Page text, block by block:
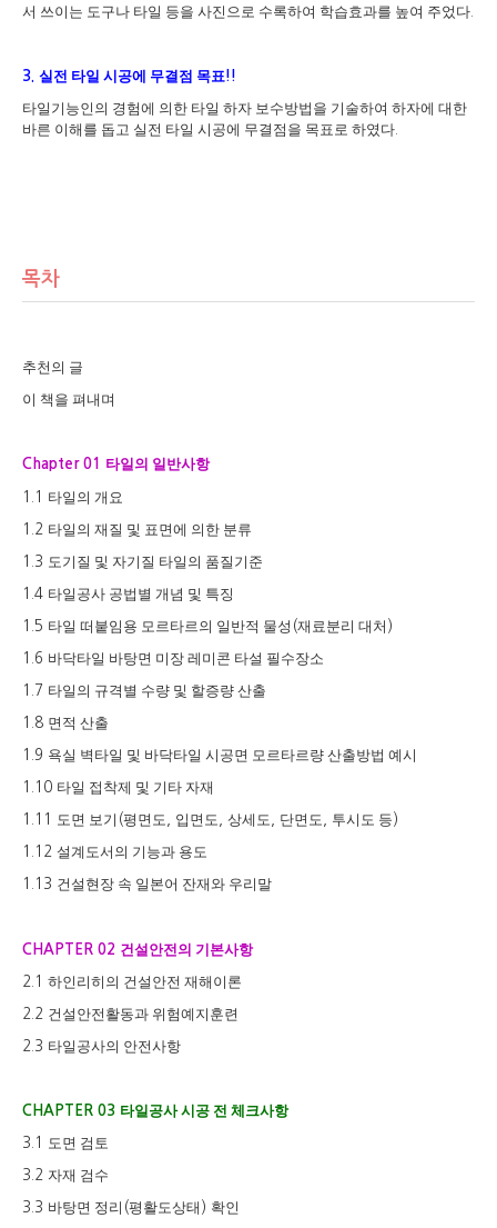
서 쓰이는 도구나 타일 등을 사진으로 수록하여 학습효과를 높여 주었다
3. 실전 타일 시공에 무결점 목표!!
타일기능인의 경험에 의한 타일 하자 보수방법을 기술하여 하자에 대한
바른 이해를 돕고 실전 타일 시공에 무결점을 목표로 하였다
목차
추천의 글
이 책을 펴내며
Chapter 01 타일의 일반사항
1.1 타일의 개요
1.2 타일의 재질 및 표면에 의한 분류
1.3 도기질 및 자기질 타일의 품질기준
1.4 타일공사 공법별 개념 및 특징
1.5 타일 떠붙임용 모르타르의 일반적 물성 (재료분리 대처 )
1.6 바닥타일 바탕면 미장 레미콘 타설 필수장소
1.7 타일의 규격별 수량 및 할증량 산출
1.8 면적 산출
1.9 욕실 벽타일 및 바닥타일 시공면 모르타르량 산출방법 예시
1.10 타일 접착제 및 기타 자재
1.11 도면 보기 (평면도 입면도 상세도 단면도 투시도 등 )
1.12 설계도서의 기능과 용도
1.13 건설현장 속 일본어 잔재와 우리말
CHAPTER 02 건설안전의 기본사항
2.1 하인리히의 건설안전 재해이론
2.2 건설안전활동과 위험예지훈련
2.3 타일공사의 안전사항
CHAPTER 03 타일공사 시공 전 체크사항
3.1 도면 검토
3.2 자재 검수
3.3 바탕면 정리 (평활도상태 ) 확인